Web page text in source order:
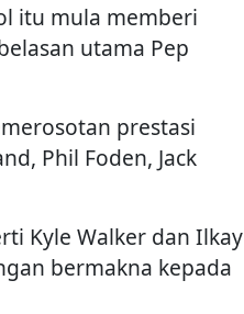
itu mula memberi
utama Pep
prestasi
Phil Foden, Jack
Kyle Walker dan Ilkay
bermakna kepada